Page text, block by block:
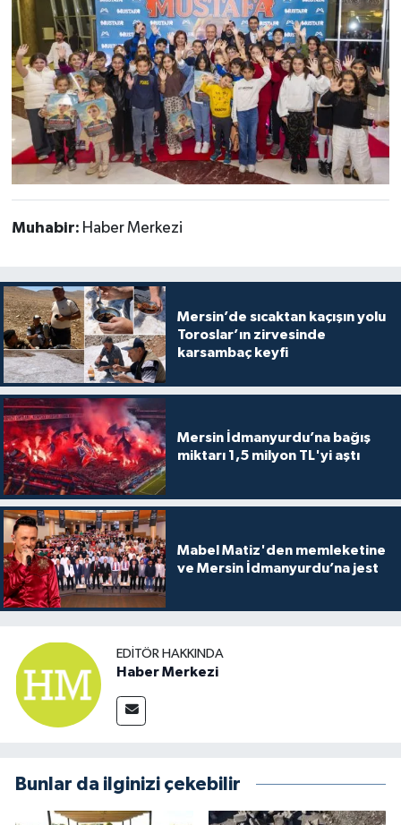
Muhabir: Haber Merkezi
Mersin’de sıcaktan kaçışın yolu
Toroslar’ın zirvesinde
karsambaç keyfi
Mersin İdmanyurdu’na bağış
miktarı 1,5 milyon TL'yi aştı
Mabel Matiz'den memleketine
ve Mersin İdmanyurdu’na jest
EDITÖR HAKKINDA
Haber Merkezi
Bunlar da ilginizi çekebilir